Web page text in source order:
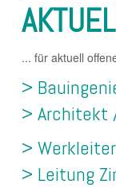
... für aktuell
>
> Architekt
>
> Leitung